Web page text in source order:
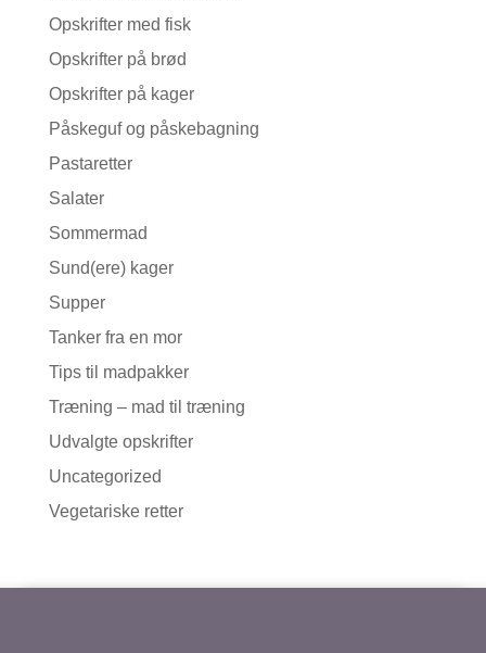
Opskrifter med fisk
Opskrifter på brød
Opskrifter på kager
Påskeguf og påskebagning
Pastaretter
Salater
Sommermad
Sund(ere) kager
Supper
Tanker fra en mor
Tips til madpakker
Træning – mad til træning
Udvalgte opskrifter
Uncategorized
Vegetariske retter